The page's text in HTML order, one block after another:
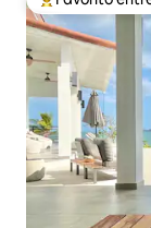
De los mejores